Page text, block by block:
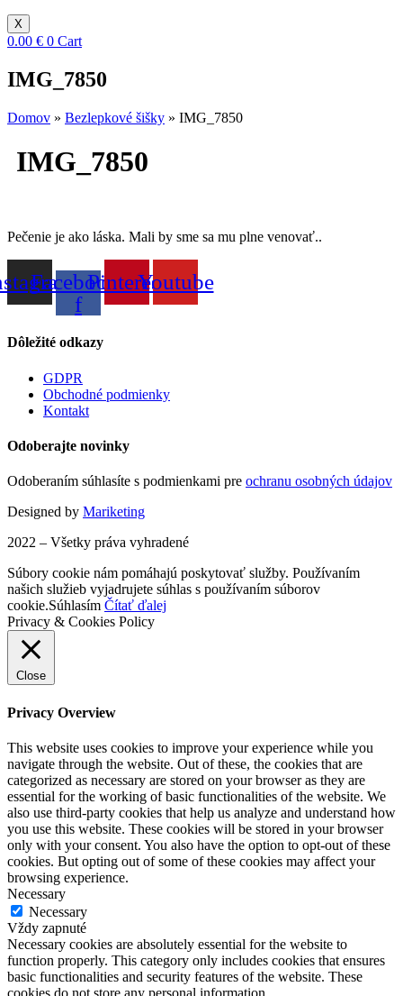
X
0.00 € 0 Cart
IMG_7850
Domov » Bezlepkové šišky » IMG_7850
IMG_7850
Pečenie je ako láska. Mali by sme sa mu plne venovať..
Facebook-
f
PinterestYoutube
Dôležité odkazy
GDPR
Obchodné podmienky
Kontakt
Odoberajte novinky
Odoberaním súhlasíte s podmienkami pre ochranu osobných údajov
Designed by Mariketing
2022 – Všetky práva vyhradené
Súbory cookie nám pomáhajú poskytovať služby. Používaním
našich služieb vyjadrujete súhlas s používaním súborov
cookie.Súhlasím Čítať ďalej
Privacy & Cookies Policy
Close
Privacy Overview
This website uses cookies to improve your experience while you
navigate through the website. Out of these, the cookies that are
categorized as necessary are stored on your browser as they are
essential for the working of basic functionalities of the website. We
also use third-party cookies that help us analyze and understand how
you use this website. These cookies will be stored in your browser
only with your consent. You also have the option to opt-out of these
cookies. But opting out of some of these cookies may affect your
browsing experience.
Necessary
Necessary
Vždy zapnuté
Necessary cookies are absolutely essential for the website to
function properly. This category only includes cookies that ensures
basic functionalities and security features of the website. These
cookies do not store any personal information.